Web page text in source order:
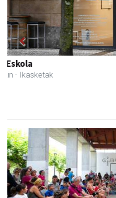
Andoaingo AEK euskaltegia
Andoain - Euskaltegiak
Previous